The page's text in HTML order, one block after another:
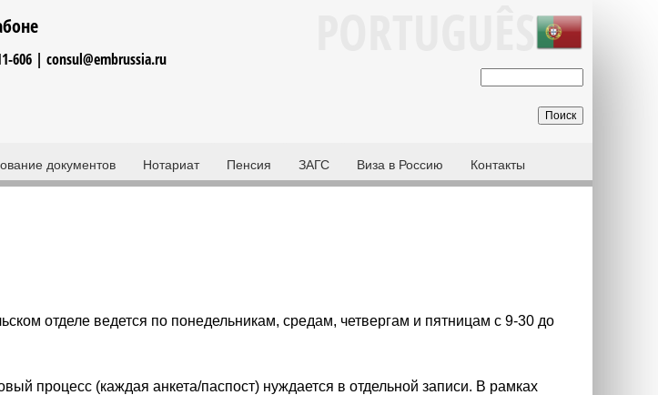
606 | consul@embrussia.ru​
к
отделе ведется по понедельникам, средам, четвергам и пятницам с 9-30 до
процесс (каждая анкета/паспост) нуждается в отдельной записи. В рамках
документов Нотариат Пенсия ЗАГС Виза в Россию Контакты